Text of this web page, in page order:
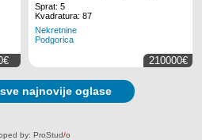
Sprat: 5
Kvadratura: 87
Nekretnine
Podgorica
210000€
najnovije oglase
by: ProStud/o